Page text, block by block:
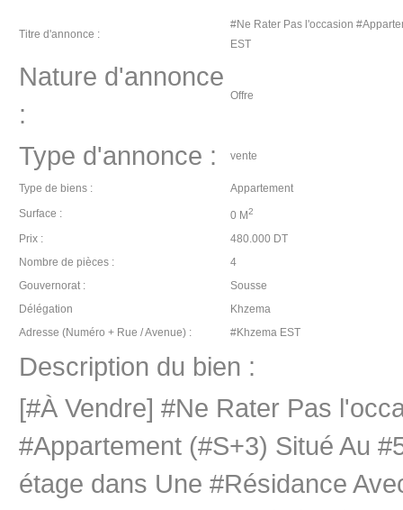
Titre d'annonce :
#Ne Rater Pas l'occasion
EST
Nature d'annonce
:
Offre
Type d'annonce : vente
Type de biens :
Appartement
Surface :
0 M2
Prix :
480.000 DT
Nombre de pièces :
4
Gouvernorat :
Sousse
Délégation
Khzema
Adresse (Numéro + Rue / Avenue) :
#Khzema EST
Description du bien :
[#À Vendre] #Ne Rater Pas
#Appartement (#S+3) Situé Au
étage dans Une #Résidance